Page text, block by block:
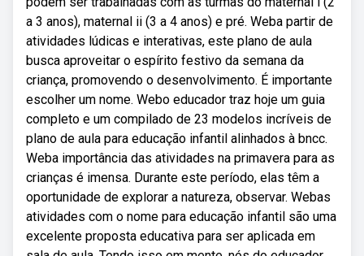
a 3 anos), maternal ii (3 a 4 anos) e pré. Weba partir de
atividades lúdicas e interativas, este plano de aula
busca aproveitar o espírito festivo da semana da
criança, promovendo o desenvolvimento. É importante
escolher um nome. Webo educador traz hoje um guia
completo e um compilado de 23 modelos incríveis de
plano de aula para educação infantil alinhados à bncc.
Weba importância das atividades na primavera para as
crianças é imensa. Durante este período, elas têm a
oportunidade de explorar a natureza, observar. Webas
atividades com o nome para educação infantil são uma
excelente proposta educativa para ser aplicada em